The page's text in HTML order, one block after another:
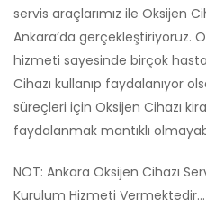
servis araçlarımız ile Oksijen
Ankara’da gerçekleştiriyoruz.
hizmeti sayesinde birçok
Cihazı kullanıp faydalanıyor
süreçleri için Oksijen Cihazı
faydalanmak mantıklı
NOT: Ankara Oksijen Cihazı
Kurulum Hizmeti Vermektedir…